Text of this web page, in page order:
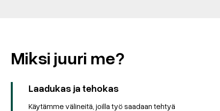
Miksi juuri me?
Laadukas ja tehokas
Käytämme välineitä, joilla työ saadaan tehtyä